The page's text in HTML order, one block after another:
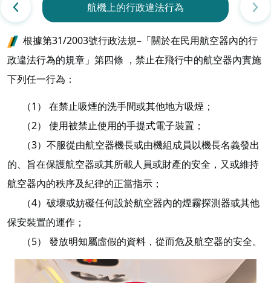
航機上的行政違法行為
根據第31/2003號行政法規–「關於在民用航空器內的行
政違法行為的規章」第四條 ，禁止在飛行中的航空器內實施
下列任一行為：
（1） 在禁止吸煙的洗手間或其他地方吸煙；
（2） 使用被禁止使用的手提式電子裝置；
（3）不服從由航空器機長或由機組成員以機長名義發出
的、旨在保護航空器或其所載人員或財產的安全，又或維持
航空器內的秩序及紀律的正當指示；
（4）破壞或妨礙任何設於航空器內的煙霧探測器或其他
保安裝置的運作；
（5） 發放明知屬虛假的資料，從而危及航空器的安全。